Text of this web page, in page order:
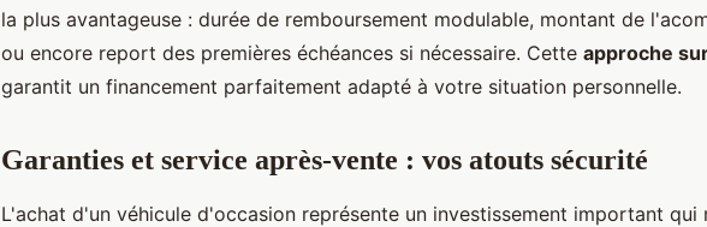
la plus avantageuse : durée de remboursement modulable, montant de
ou encore report des premières échéances si nécessaire. Cette approche
garantit un financement parfaitement adapté à votre situation personnelle.
Garanties et service après-vente : vos atouts sécurité
L'achat d'un véhicule d'occasion représente un investissement important qui